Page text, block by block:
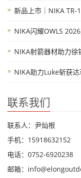
新品上市｜NIKA TR-
NIKA闪耀OWLS
NIKA射箭器材助力徐
NIKA助力Luke斩获
联系我们
联系人：尹灿根
手机：15918632152
电话：0752-6920238
邮箱：